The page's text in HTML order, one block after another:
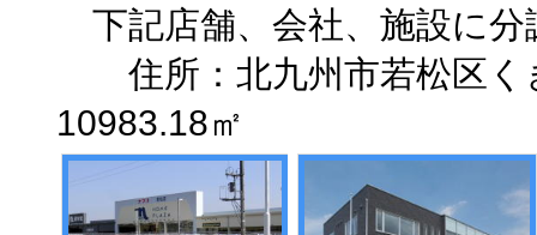
下記店舗、会社、施設に分
住所：北九州市若松区く
10983.18㎡